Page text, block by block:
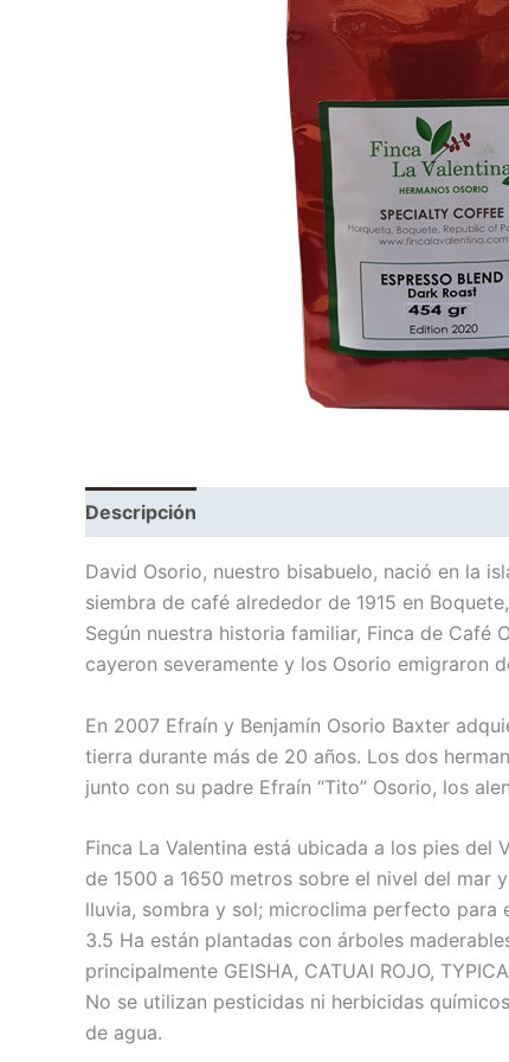
Descripción
David Osorio, nuestro bisabuelo, nació en la
siembra de café alrededor de 1915 en
Según nuestra historia familiar, Finca de
cayeron severamente y los Osorio emigraron
En 2007 Efraín y Benjamín Osorio Baxter
tierra durante más de 20 años. Los dos
junto con su padre Efraín “Tito” Osorio, los
Finca La Valentina está ubicada a los pies
de 1500 a 1650 metros sobre el nivel del mar
lluvia, sombra y sol; microclima perfecto para
3.5 Ha están plantadas con árboles
principalmente GEISHA, CATUAI ROJO,
No se utilizan pesticidas ni herbicidas
de agua.